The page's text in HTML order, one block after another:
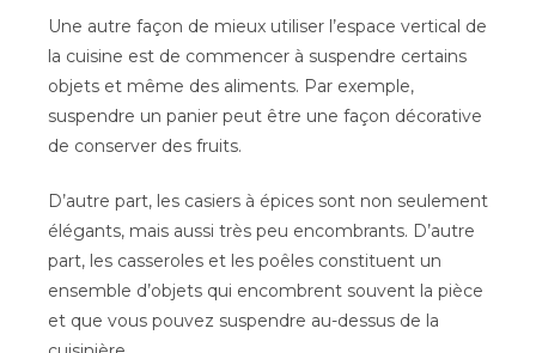
Une autre façon de mieux utiliser l’espace vertical de
la cuisine est de commencer à suspendre certains
objets et même des aliments. Par exemple,
suspendre un panier peut être une façon décorative
de conserver des fruits.
D’autre part, les casiers à épices sont non seulement
élégants, mais aussi très peu encombrants. D’autre
part, les casseroles et les poêles constituent un
ensemble d’objets qui encombrent souvent la pièce
et que vous pouvez suspendre au-dessus de la